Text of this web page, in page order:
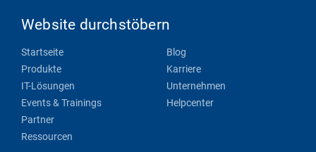
Website durchstöbern
Startseite
Produkte
IT-Lösungen
Events & Trainings
Partner
Ressourcen
Blog
Karriere
Unternehmen
Helpcenter